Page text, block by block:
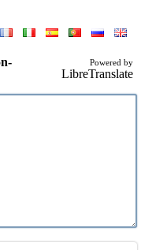
Powered by
LibreTranslate